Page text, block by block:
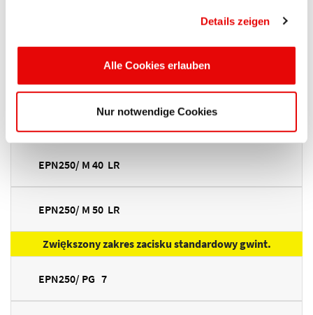
Details zeigen
Alle Cookies erlauben
Nur notwendige Cookies
EPN250/ M 32 LR
EPN250/ M 40 LR
EPN250/ M 50 LR
Zwiększony zakres zacisku standardowy gwint.
EPN250/ PG 7